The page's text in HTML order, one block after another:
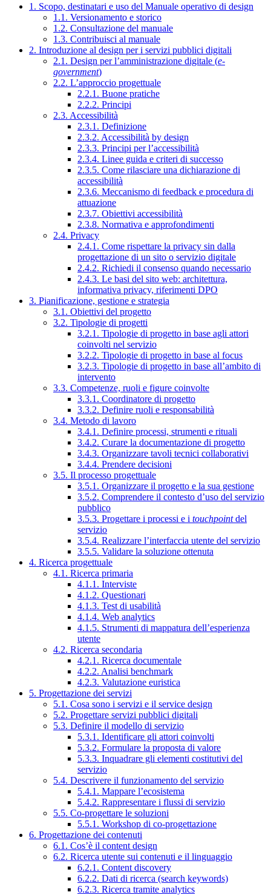
1. Scopo, destinatari e uso del Manuale operativo di design
1.1. Versionamento e storico
1.2. Consultazione del manuale
1.3. Contribuisci al manuale
2. Introduzione al design per i servizi pubblici digitali
2.1. Design per l’amministrazione digitale (e-
government)
2.2. L’approccio progettuale
2.2.1. Buone pratiche
2.2.2. Principi
2.3. Accessibilità
2.3.1. Definizione
2.3.2. Accessibilità by design
2.3.3. Principi per l’accessibilità
2.3.4. Linee guida e criteri di successo
2.3.5. Come rilasciare una dichiarazione di
accessibilità
2.3.6. Meccanismo di feedback e procedura di
attuazione
2.3.7. Obiettivi accessibilità
2.3.8. Normativa e approfondimenti
2.4. Privacy
2.4.1. Come rispettare la privacy sin dalla
progettazione di un sito o servizio digitale
2.4.2. Richiedi il consenso quando necessario
2.4.3. Le basi del sito web: architettura,
informativa privacy, riferimenti DPO
3. Pianificazione, gestione e strategia
3.1. Obiettivi del progetto
3.2. Tipologie di progetti
3.2.1. Tipologie di progetto in base agli attori
coinvolti nel servizio
3.2.2. Tipologie di progetto in base al focus
3.2.3. Tipologie di progetto in base all’ambito di
intervento
3.3. Competenze, ruoli e figure coinvolte
3.3.1. Coordinatore di progetto
3.3.2. Definire ruoli e responsabilità
3.4. Metodo di lavoro
3.4.1. Definire processi, strumenti e rituali
3.4.2. Curare la documentazione di progetto
3.4.3. Organizzare tavoli tecnici collaborativi
3.4.4. Prendere decisioni
3.5. Il processo progettuale
3.5.1. Organizzare il progetto e la sua gestione
3.5.2. Comprendere il contesto d’uso del servizio
pubblico
3.5.3. Progettare i processi e i touchpointdel
servizio
3.5.4. Realizzare l’interfaccia utente del servizio
3.5.5. Validare la soluzione ottenuta
4. Ricerca progettuale
4.1. Ricerca primaria
4.1.1. Interviste
4.1.2. Questionari
4.1.3. Test di usabilità
4.1.4. Web analytics
4.1.5. Strumenti di mappatura dell’esperienza
utente
4.2. Ricerca secondaria
4.2.1. Ricerca documentale
4.2.2. Analisi benchmark
4.2.3. Valutazione euristica
5. Progettazione dei servizi
5.1. Cosa sono i servizi e il service design
5.2. Progettare servizi pubblici digitali
5.3. Definire il modello di servizio
5.3.1. Identificare gli attori coinvolti
5.3.2. Formulare la proposta di valore
5.3.3. Inquadrare gli elementi costitutivi del
servizio
5.4. Descrivere il funzionamento del servizio
5.4.1. Mappare l’ecosistema
5.4.2. Rappresentare i flussi di servizio
5.5. Co-progettare le soluzioni
5.5.1. Workshop di co-progettazione
6. Progettazione dei contenuti
6.1. Cos’è il content design
6.2. Ricerca utente sui contenuti e il linguaggio
6.2.1. Content discovery
6.2.2. Dati di ricerca (search keywords)
6.2.3. Ricerca tramite analytics